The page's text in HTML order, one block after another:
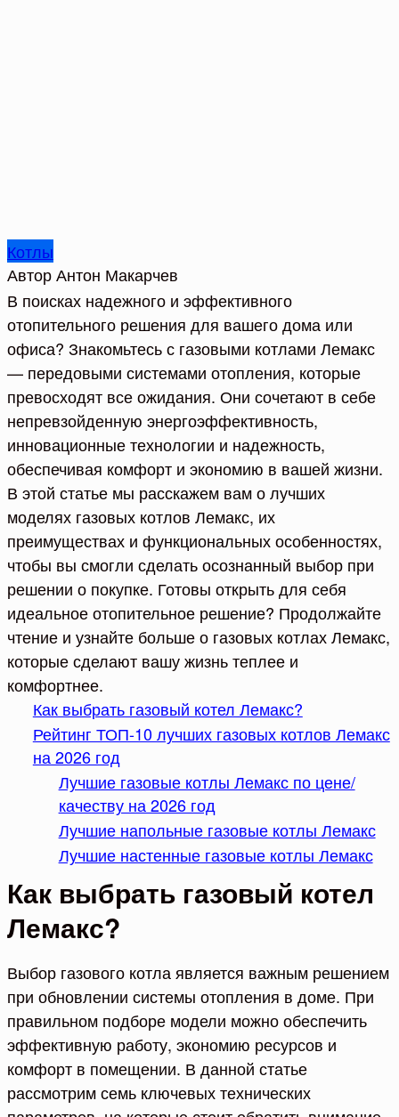
Котлы
АвторАнтон Макарчев
В поисках надежного и эффективного
отопительного решения для вашего дома или
офиса? Знакомьтесь с газовыми котлами Лемакс
— передовыми системами отопления, которые
превосходят все ожидания. Они сочетают в себе
непревзойденную энергоэффективность,
инновационные технологии и надежность,
обеспечивая комфорт и экономию в вашей жизни.
В этой статье мы расскажем вам о лучших
моделях газовых котлов Лемакс, их
преимуществах и функциональных особенностях,
чтобы вы смогли сделать осознанный выбор при
решении о покупке. Готовы открыть для себя
идеальное отопительное решение? Продолжайте
чтение и узнайте больше о газовых котлах Лемакс,
которые сделают вашу жизнь теплее и
комфортнее.
Как выбрать газовый котел Лемакс?
Рейтинг ТОП-10 лучших газовых котлов Лемакс
на 2026 год
Лучшие газовые котлы Лемакс по цене/
качеству на 2026 год
Лучшие напольные газовые котлы Лемакс
Лучшие настенные газовые котлы Лемакс
Как выбрать газовый котел
Лемакс?
Выбор газового котла является важным решением
при обновлении системы отопления в доме. При
правильном подборе модели можно обеспечить
эффективную работу, экономию ресурсов и
комфорт в помещении. В данной статье
рассмотрим семь ключевых технических